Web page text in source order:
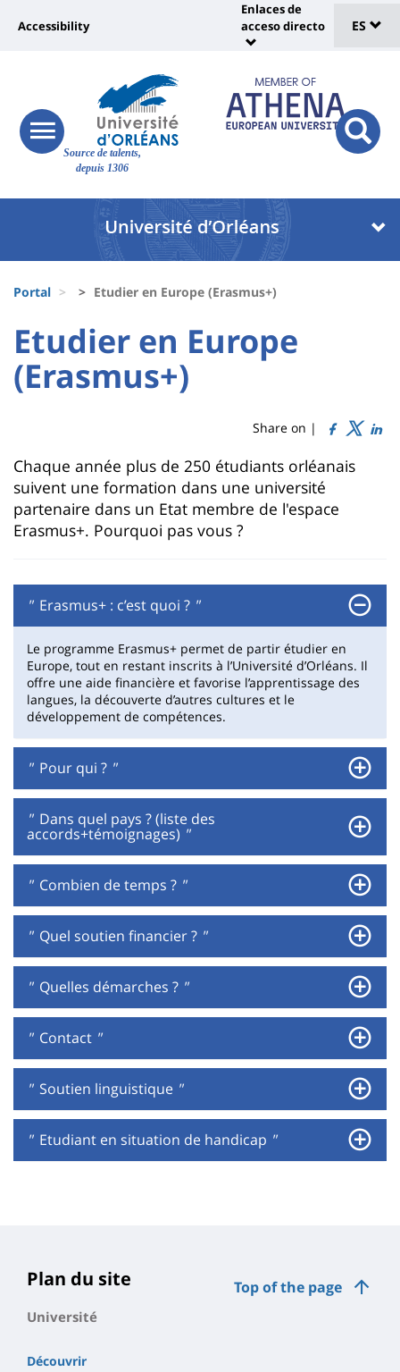
Site
Source de talents,
depuis 1306
Université
Recherche
responsive
menu
button
Université
vers
page
accessibilité
Accessibility
:
Shortcut
links
Enlaces de
acceso directo
de
ES
Université
Block
liste
des
composantes
d'Ariane
Portal Etudier en Europe (Erasmus+)
University
:
Sidebar
University
:
Main
Titre
de
Etudier en Europe
(Erasmus+)
Share on |
Contenu
de
la
principale
Chaque année plus de 250 étudiants orléanais
suivent une formation dans une université
partenaire dans un Etat membre de l'espace
Erasmus+. Pourquoi pas vous ?
" Erasmus+ : c’est quoi ? "
Le programme Erasmus+ permet de partir étudier en
Europe, tout en restant inscrits à l’Université d’Orléans. Il
offre une aide financière et favorise l’apprentissage des
langues, la découverte d’autres cultures et le
développement de compétences.
" Pour qui ? "
" Dans quel pays ? (liste des
accords+témoignages) "
" Combien de temps ? "
" Quel soutien financier ? "
" Quelles démarches ? "
" Contact "
" Soutien linguistique "
" Etudiant en situation de handicap "
Top of the page
Plan du site
Université
Découvrir